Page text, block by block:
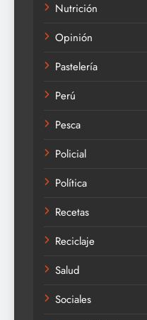
Nutrición
Opinión
Pastelería
Perú
Pesca
Policial
Política
Recetas
Reciclaje
Salud
Sociales